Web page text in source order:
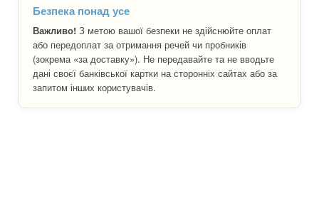
Безпека понад усе
Важливо! З метою вашої безпеки не здійснюйте оплат
або передоплат за отримання речей чи пробників
(зокрема «за доставку»). Не передавайте та не вводьте
дані своєї банківської картки на сторонніх сайтах або за
запитом інших користувачів.